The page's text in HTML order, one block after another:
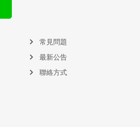
常見問題
最新公告
聯絡方式